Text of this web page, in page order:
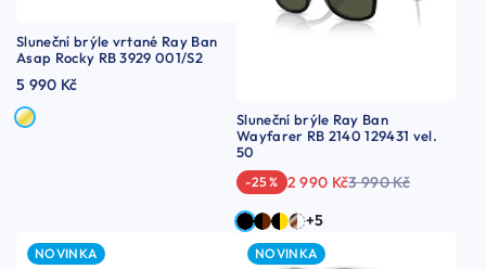
Sluneční brýle vrtané Ray Ban
Asap Rocky RB 3929 001/S2
5 990 Kč
Sluneční brýle Ray Ban
Wayfarer RB 2140 129431 vel.
50
-25 % 2 990 Kč3 990 Kč
+5
NOVINKA NOVINKA